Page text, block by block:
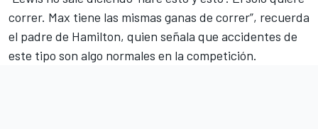
correr. Max tiene las mismas ganas de correr”, recuerda
el padre de Hamilton, quien señala que accidentes de
este tipo son algo normales en la competición.